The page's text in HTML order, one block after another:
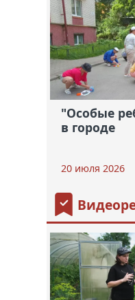
"Особые
в городе
20 июля 2026